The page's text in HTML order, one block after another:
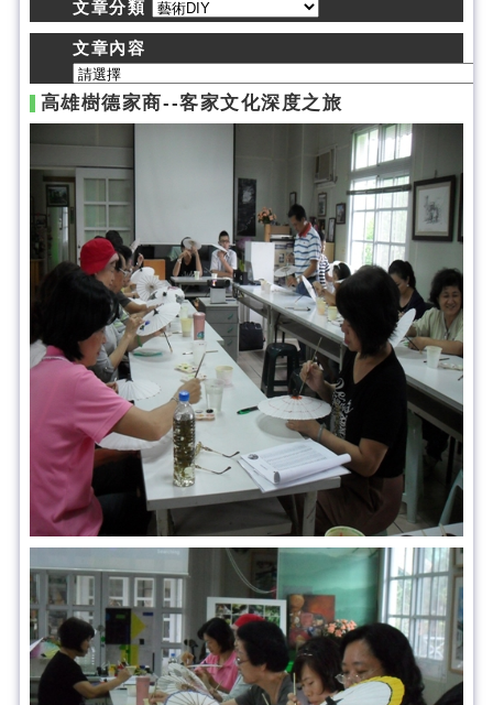
文章分類
文章內容
高雄樹德家商--客家文化深度之旅